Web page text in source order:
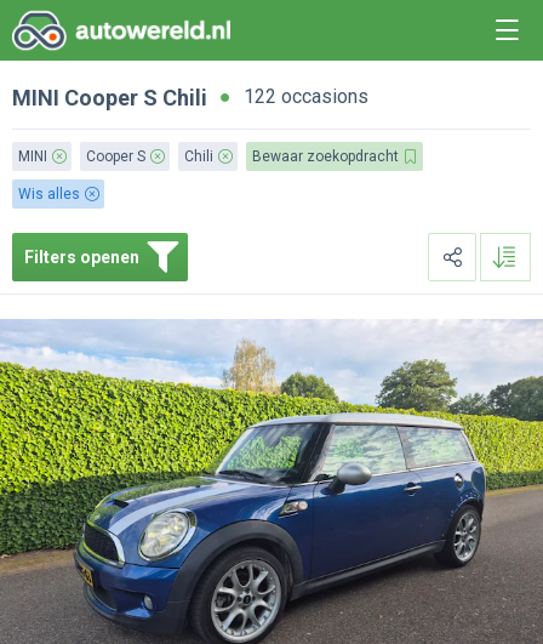
MINI Cooper S Chili 122 occasions
MINI Cooper S Chili Bewaar zoekopdracht
Wis alles
Filters openen